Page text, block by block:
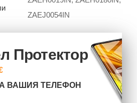
ZAEJ0054IN
Протектор
ВАШИЯ ТЕЛЕФОН